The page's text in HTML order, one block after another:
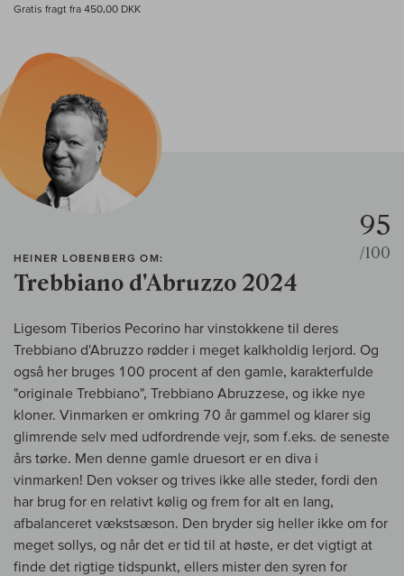
Gratis fragt fra 450,00 DKK
HEINER LOBENBERG OM:
Trebbiano d'Abruzzo 2024
95
/100
Ligesom Tiberios Pecorino har vinstokkene til deres
Trebbiano d'Abruzzo rødder i meget kalkholdig lerjord. Og
også her bruges 100 procent af den gamle, karakterfulde
"originale Trebbiano", Trebbiano Abruzzese, og ikke nye
kloner. Vinmarken er omkring 70 år gammel og klarer sig
glimrende selv med udfordrende vejr, som f.eks. de seneste
års tørke. Men denne gamle druesort er en diva i
vinmarken! Den vokser og trives ikke alle steder, fordi den
har brug for en relativt kølig og frem for alt en lang,
afbalanceret vækstsæson. Den bryder sig heller ikke om for
meget sollys, og når det er tid til at høste, er det vigtigt at
finde det rigtige tidspunkt, ellers mister den syren for